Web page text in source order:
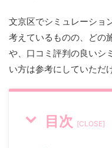
文京区でシミュレーショ
考えているものの、どの
や、口コミ評判の良いシ
い方は参考にしていただ
目次 [CLOSE]